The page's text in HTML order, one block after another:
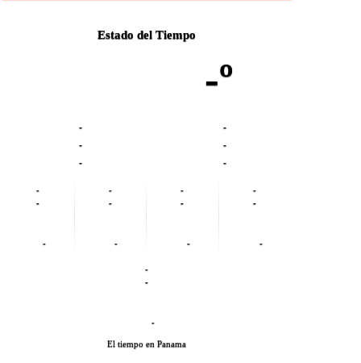
Estado del Tiempo
-º
-
-
-
-
-
-
-
-
-
-
-
-
-
-
-
-
-
-
-
-
-
El tiempo en Panama